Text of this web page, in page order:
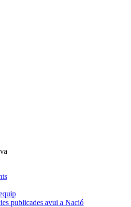
publicades avui a Nació